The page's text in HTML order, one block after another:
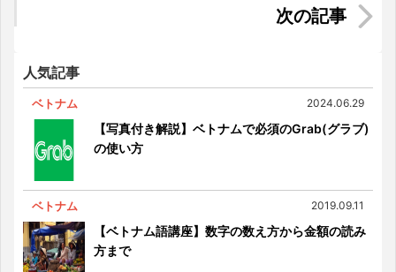
クアラルンプール近郊の避暑地！キャメロンハイ
人気記事
ベトナム 2024.06.29
【写真付き解説】ベトナムで必須のGrab(グラブ)
の使い方
ベトナム 2019.09.11
【ベトナム語講座】数字の数え方から金額の読み
方まで